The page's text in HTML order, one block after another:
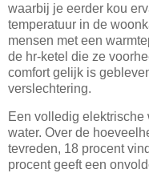
waarbij je eerder kou
temperatuur in de
mensen met een
de hr-ketel die ze
comfort gelijk is
verslechtering.
Een volledig elektrische
water. Over de
tevreden, 18 procent
procent geeft een